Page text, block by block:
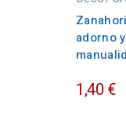
adorno y
1,40 €